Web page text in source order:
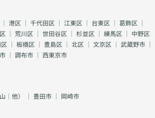
｜ 港区 ｜ 千代田区 ｜ 江東区 ｜ 台東区 ｜ 葛飾区 ｜
｜ 荒川区 ｜ 世田谷区 ｜ 杉並区 ｜ 練馬区 ｜ 中野区
｜ 板橋区 ｜ 豊島区 ｜ 北区 ｜ 文京区 ｜ 武蔵野市 ｜
｜ 調布市 ｜ 西東京市
｜他） ｜ 豊田市 ｜ 岡崎市